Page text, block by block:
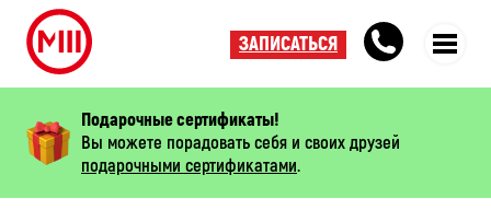
Подарочные сертификаты!
Вы можете порадовать себя и своих друзей
подарочными сертификатами.
ЗАПИСАТЬСЯ